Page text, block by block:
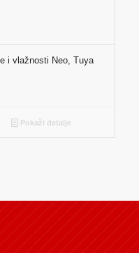
i vlažnosti Neo, Tuya
Pokaži detalje